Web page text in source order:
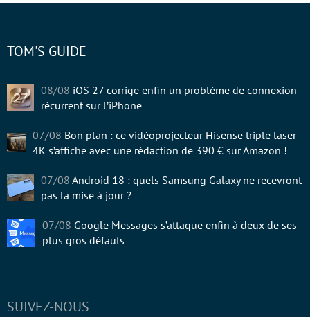
SUIVEZ-NOUS
TOM'S GUIDE
08/08 iOS 27 corrige enfin un problème de connexion
récurrent sur l’iPhone
07/08 Bon plan : ce vidéoprojecteur Hisense triple laser
4K s’affiche avec une rédaction de 390 € sur Amazon !
07/08 Android 18 : quels Samsung Galaxy ne recevront
pas la mise à jour ?
07/08 Google Messages s’attaque enfin à deux de ses
plus gros défauts